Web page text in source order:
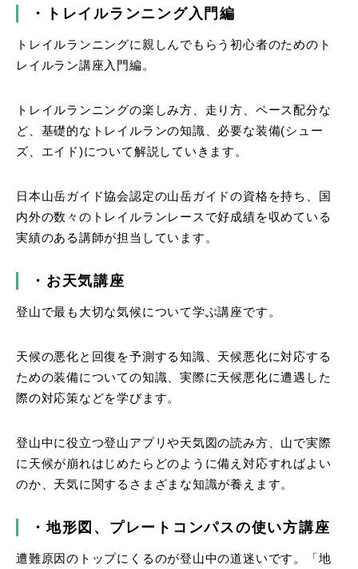
・トレイルランニング入門編
トレイルランニングに親しんでもらう初心者のためのト
レイルラン講座入門編。
トレイルランニングの楽しみ方、走り方、ペース配分な
ど、基礎的なトレイルランの知識、必要な装備(シュー
ズ、エイド)について解説していきます。
日本山岳ガイド協会認定の山岳ガイドの資格を持ち、国
内外の数々のトレイルランレースで好成績を収めている
実績のある講師が担当しています。
・お天気講座
登山で最も大切な気候について学ぶ講座です。
天候の悪化と回復を予測する知識、天候悪化に対応する
ための装備についての知識、実際に天候悪化に遭遇した
際の対応策などを学びます。
登山中に役立つ登山アプリや天気図の読み方、山で実際
に天候が崩れはじめたらどのように備え対応すればよい
のか、天気に関するさまざまな知識が養えます。
・地形図、プレートコンパスの使い方講座
遭難原因のトップにくるのが登山中の道迷いです。「地